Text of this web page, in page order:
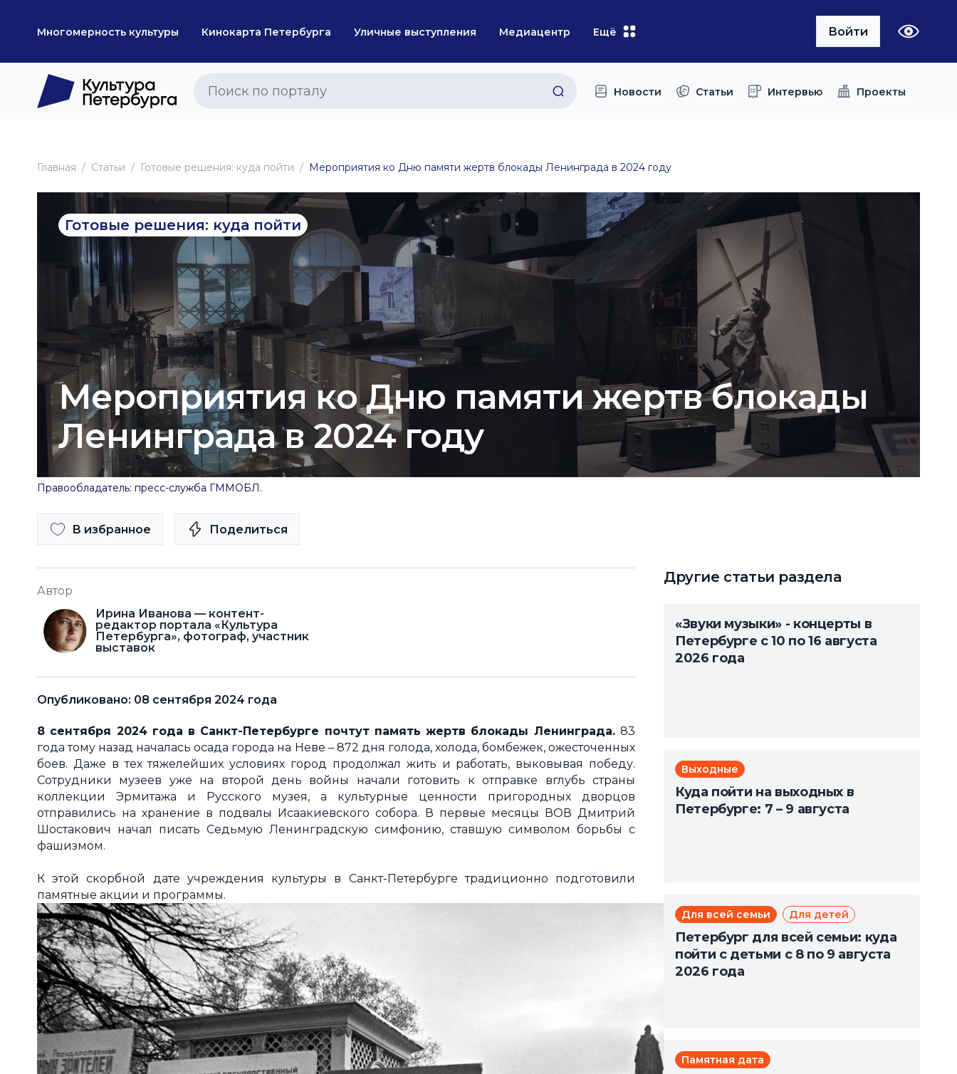
Многомерность культуры Кинокарта Петербурга Уличные выступления Медиацентр Ещё Войти
Новости Статьи Интервью Проекты
Главная Статьи Готовые решения: куда пойти Мероприятия ко Дню памяти жертв блокады Ленинграда в 2024 году
Готовые решения: куда пойти
Мероприятия ко Дню памяти жертв блокады
Ленинграда в 2024 году
Правообладатель: пресс-cлужба ГММОБЛ.
В избранное Поделиться
Автор
Ирина Иванова — контент-
редактор портала «Культура
Петербурга», фотограф, участник
выставок
Опубликовано: 08 сентября 2024 года
8 сентября 2024 года в Санкт-Петербурге почтут память жертв блокады Ленинграда. 83
года тому назад началась осада города на Неве – 872 дня голода, холода, бомбежек, ожесточенных
боев. Даже в тех тяжелейших условиях город продолжал жить и работать, выковывая победу.
Сотрудники музеев уже на второй день войны начали готовить к отправке вглубь страны
коллекции Эрмитажа и Русского музея, а культурные ценности пригородных дворцов
отправились на хранение в подвалы Исаакиевского собора. В первые месяцы ВОВ Дмитрий
Шостакович начал писать Седьмую Ленинградскую симфонию, ставшую символом борьбы с
фашизмом.
К этой скорбной дате учреждения культуры в Санкт-Петербурге традиционно подготовили
памятные акции и программы.
Другие статьи раздела
«Звуки музыки» - концерты в
Петербурге с 10 по 16 августа
2026 года
Выходные
Куда пойти на выходных в
Петербурге: 7 – 9 августа
Для всей семьи Для детей
Петербург для всей семьи: куда
пойти с детьми с 8 по 9 августа
2026 года
Памятная дата